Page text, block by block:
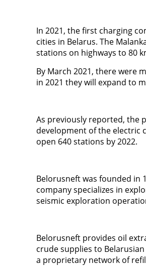
In 2021, the first charging
cities in Belarus. The
stations on highways to 80
By March 2021, there were
in 2021 they will expand to
As previously reported, the
development of the electric
open 640 stations by 2022.
Belorusneft was founded in
company specializes in
seismic exploration
Belorusneft provides oil
crude supplies to
a proprietary network of